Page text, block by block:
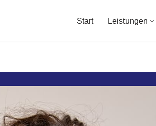
Start Leistungen